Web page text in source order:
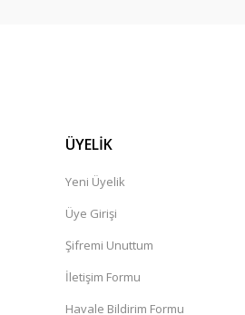
ÜYELİK
Yeni Üyelik
Üye Girişi
Şifremi Unuttum
İletişim Formu
Havale Bildirim Formu